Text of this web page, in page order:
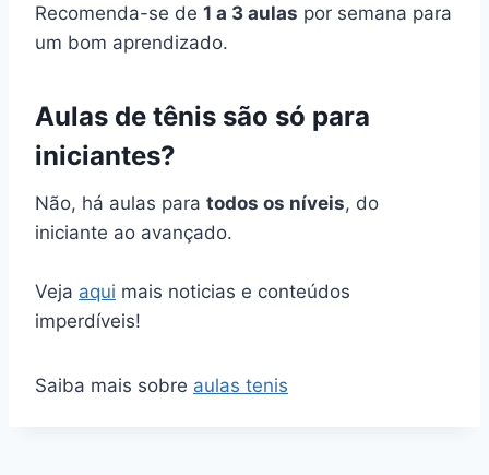
Recomenda-se de 1 a 3 aulas por semana para
um bom aprendizado.
Aulas de tênis são só para
iniciantes?
Não, há aulas para todos os níveis, do
iniciante ao avançado.
Veja aqui mais noticias e conteúdos
imperdíveis!
Saiba mais sobre aulas tenis